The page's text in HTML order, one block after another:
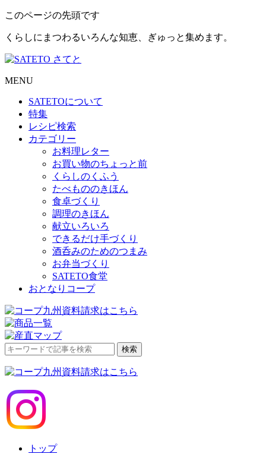
このページの先頭です
くらしにまつわるいろんな知恵、ぎゅっと集めます。
MENU
SATETOについて
特集
レシピ検索
カテゴリー
お料理レター
お買い物のちょっと前
くらしのくふう
たべもののきほん
食卓づくり
調理のきほん
献立いろいろ
できるだけ手づくり
酒呑みのためのつまみ
お弁当づくり
SATETO食堂
おとなりコープ
検
対
検索
トップ